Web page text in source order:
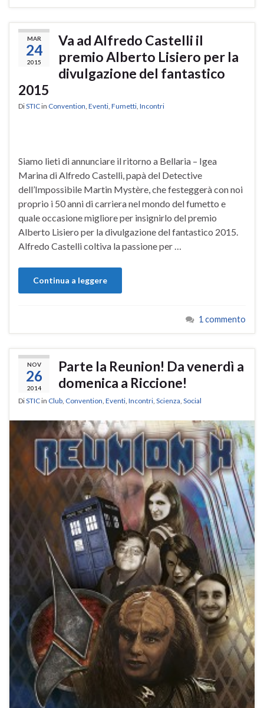
MAR
24
2015
Va ad Alfredo Castelli il
premio Alberto Lisiero per la
divulgazione del fantastico
2015
DiSTICin Convention, Eventi, Fumetti, Incontri
Siamo lieti di annunciare il ritorno a Bellaria – Igea
Marina di Alfredo Castelli, papà del Detective
dell’Impossibile Martin Mystère, che festeggerà con noi
proprio i 50 anni di carriera nel mondo del fumetto e
quale occasione migliore per insignirlo del premio
Alberto Lisiero per la divulgazione del fantastico 2015.
Alfredo Castelli coltiva la passione per …
Continua a leggere
1 commento
NOV
26
2014
Parte la Reunion! Da venerdì a
domenica a Riccione!
DiSTICin Club, Convention, Eventi, Incontri, Scienza, Social